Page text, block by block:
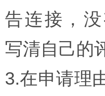
告连接，
写清自己的
3.在申请理